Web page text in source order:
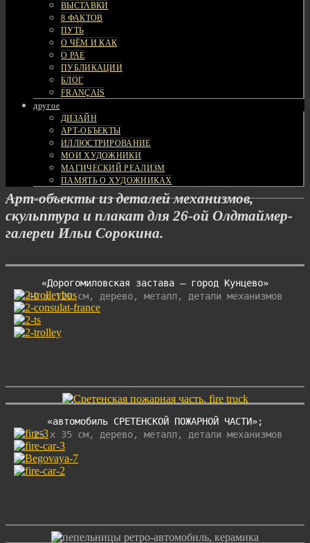
ВЫСТАВКИ
8 ФАКТОВ
ПУТЬ
О ЧЁМ И КАК
О РАЕ
ПУБЛИКАЦИИ
БЛОГ
FRANÇAIS
другое
ДИЗАЙН
АРТ-ОБЪЕКТЫ
ИЛЛЮСТРИРОВАНИЕ
МОИ ХУДОЖНИКИ
МАГИЧЕСКИЙ РЕАЛИЗМ
ПАМЯТЬ О ХУДОЖНИКАХ
Арт-объекты из деталей механизмов,
скульптура и плакат для 26-ой Олдтаймер-
галереи Ильи Сорокина.
«Дорогомиловская застава — город Кунцево»
40 x 120 cм, дерево, металл, детали механизмов
25 x 35 cм, дерево, металл, детали механизмов